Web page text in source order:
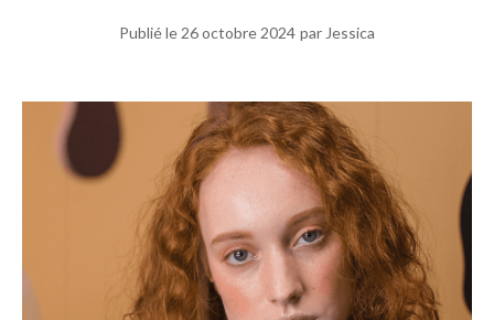
Publié le 26 octobre 2024 par Jessica